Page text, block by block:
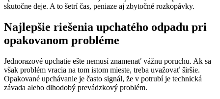
skutočne deje. A to šetrí čas, peniaze aj zbytočné rozkopávky.
Najlepšie riešenia upchatého odpadu pri
opakovanom probléme
Jednorazové upchatie ešte nemusí znamenať vážnu poruchu. Ak sa
však problém vracia na tom istom mieste, treba uvažovať širšie.
Opakované upchávanie je často signál, že v potrubí je technická
závada alebo dlhodobý prevádzkový problém.